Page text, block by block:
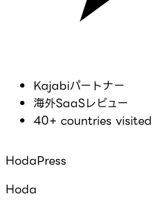
Kajabiパートナー
海外SaaSレビュー
40+ countries visited
HodaPress
Hoda